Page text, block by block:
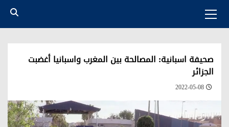
Menu
صحيفة اسبانية: المصالحة بين المغرب واسبانيا أغضبت
الجزائر
2022-05-08